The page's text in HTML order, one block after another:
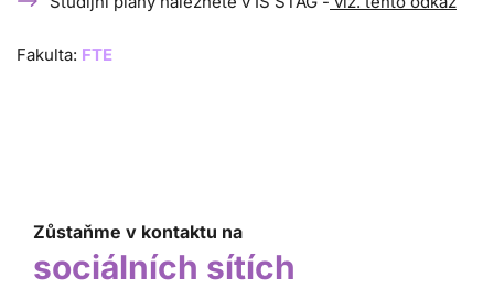
Fakulta: FTE
Zůstaňme v kontaktu na
sociálních sítích